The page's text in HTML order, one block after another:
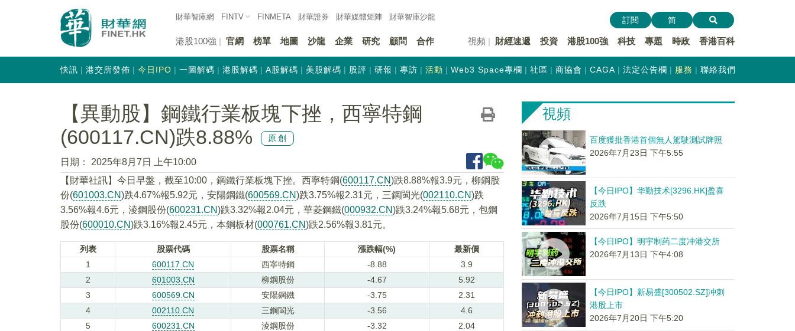
財華智庫網 FINTV FINMETA 財華證券 財華媒體矩陣 財華智庫沙龍
港股100強 官網 榜單 地圖 沙龍 企業 研究 顧問 合作 視頻 財經速遞 投資 港股100強 科技 專題 時政 香港百科
訂閱 简
快訊 港交所發佈 今日IPO 一圖解碼 港股解碼 A股解碼 美股解碼 股評 研報 專訪 活動 Web3 Space專欄 社區 商協會 CAGA 法定公告欄 服務 聯絡我們
【異動股】鋼鐵行業板塊下挫，西寧特鋼
(600117.CN)跌8.88%
原創
日期：
2025年8月7日 上午10:00
【財華社訊】今日早盤，截至10:00，鋼鐵行業板塊下挫。西寧特鋼(600117.CN)跌8.88%報3.9元，柳鋼股
份(601003.CN)跌4.67%報5.92元，安陽鋼鐵(600569.CN)跌3.75%報2.31元，三鋼閩光(002110.CN)跌
3.56%報4.6元，淩鋼股份(600231.CN)跌3.32%報2.04元，華菱鋼鐵(000932.CN)跌3.24%報5.68元，包鋼
股份(600010.CN)跌3.16%報2.45元，本鋼板材(000761.CN)跌2.56%報3.81元。
列表 股票代碼 股票名稱 漲跌幅(%)
最新價
1
600117.CN 西寧特鋼 -8.88
3.9
2
601003.CN 柳鋼股份 -4.67
5.92
3
600569.CN 安陽鋼鐵 -3.75
2.31
4
002110.CN 三鋼閩光 -3.56
4.6
5
600231.CN 淩鋼股份 -3.32
2.04
視頻
百度獲批香港首個無人駕駛測試牌照
2026年7月23日 下午5:55
【今日IPO】华勤技术[3296.HK]盈喜
反跌
2026年7月15日 下午5:50
【今日IPO】明宇制药二度冲港交所
2026年7月13日 下午4:08
【今日IPO】新易盛[300502.SZ]冲刺
港股上市
2026年7月20日 下午5:20